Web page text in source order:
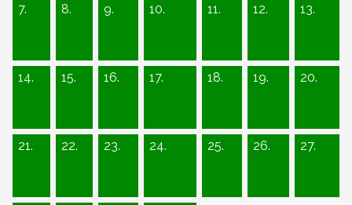
7. 8. 9. 10. 11. 12. 13.
14. 15. 16. 17. 18. 19. 20.
21. 22. 23. 24. 25. 26. 27.